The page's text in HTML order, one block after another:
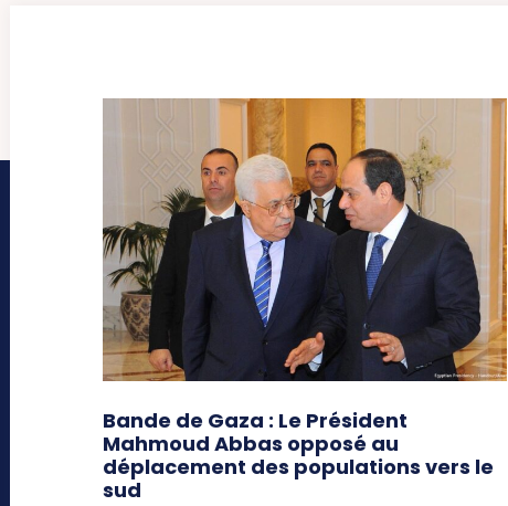
Bande de Gaza : Le Président
Mahmoud Abbas opposé au
déplacement des populations vers le
sud